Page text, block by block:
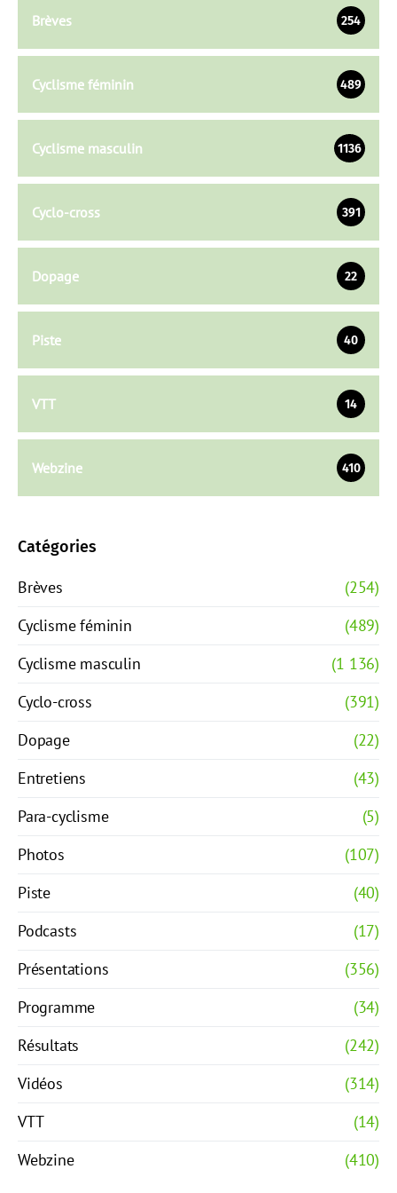
Brèves 254
Cyclisme féminin 489
Cyclisme masculin 1136
Cyclo-cross 391
Dopage 22
Piste 40
VTT 14
Webzine 410
Catégories
Brèves
(254)
Cyclisme féminin
(489)
Cyclisme masculin
(1 136)
Cyclo-cross
(391)
Dopage
(22)
Entretiens
(43)
Para-cyclisme
(5)
Photos
(107)
Piste
(40)
Podcasts
(17)
Présentations
(356)
Programme
(34)
Résultats
(242)
Vidéos
(314)
VTT
(14)
Webzine
(410)